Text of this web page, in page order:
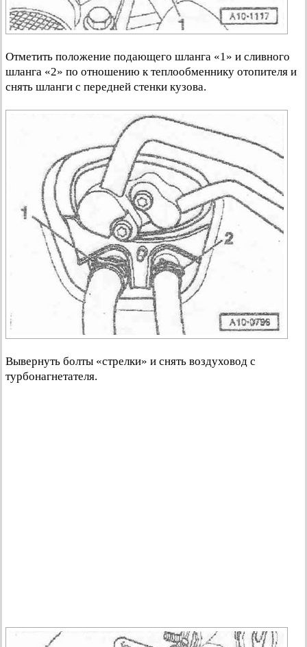
Отметить положение подающего шланга «1» и сливного
шланга «2» по отношению к теплообменнику отопителя и
снять шланги с передней стенки кузова.
Вывернуть болты «стрелки» и снять воздуховод с
турбонагнетателя.